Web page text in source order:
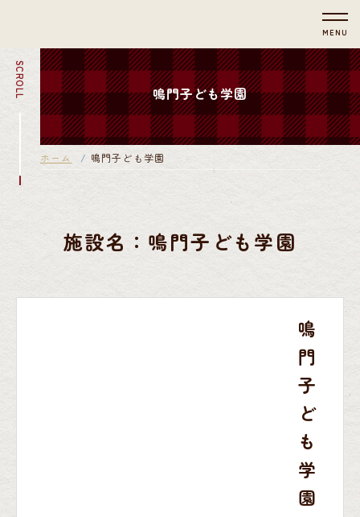
MENU
SCROLL 鳴門子ども学園
ホーム 鳴門子ども学園
施設名：鳴門子ども学園
鳴
門
子
ど
も
学
園